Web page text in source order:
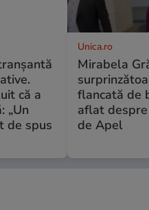
că a
„Un
de spus
Unica.ro
Mirabela
flancată de
aflat
de Apel